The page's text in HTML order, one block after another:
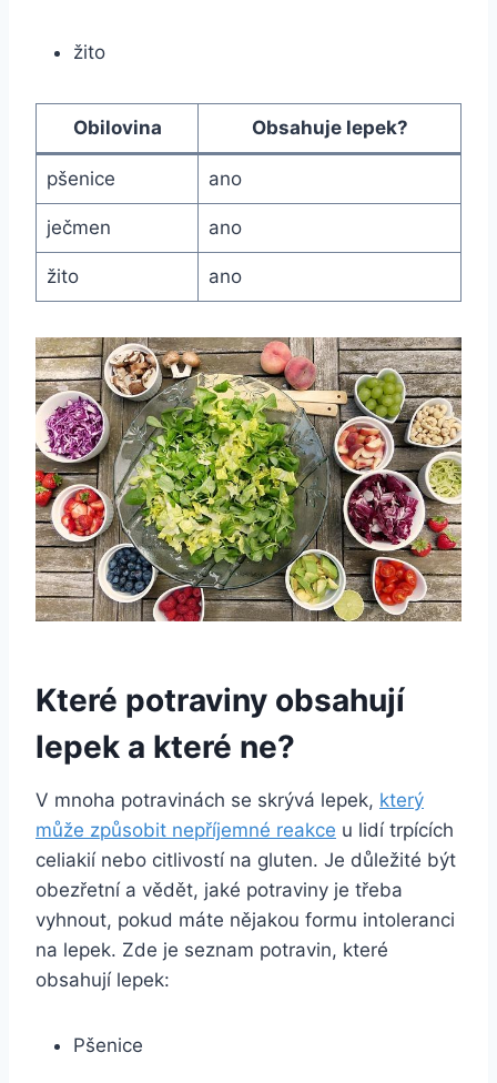
žito
Obilovina Obsahuje lepek?
pšenice ano
ječmen ano
žito ano
Které potraviny obsahují
lepek a které ne?
V mnoha potravinách se skrývá lepek, který
může způsobit nepříjemné reakce u lidí trpících
celiakií nebo citlivostí na gluten. Je důležité být
obezřetní a vědět, jaké potraviny je třeba
vyhnout, pokud máte nějakou formu intoleranci
na lepek. Zde je seznam potravin, které
obsahují lepek:
Pšenice